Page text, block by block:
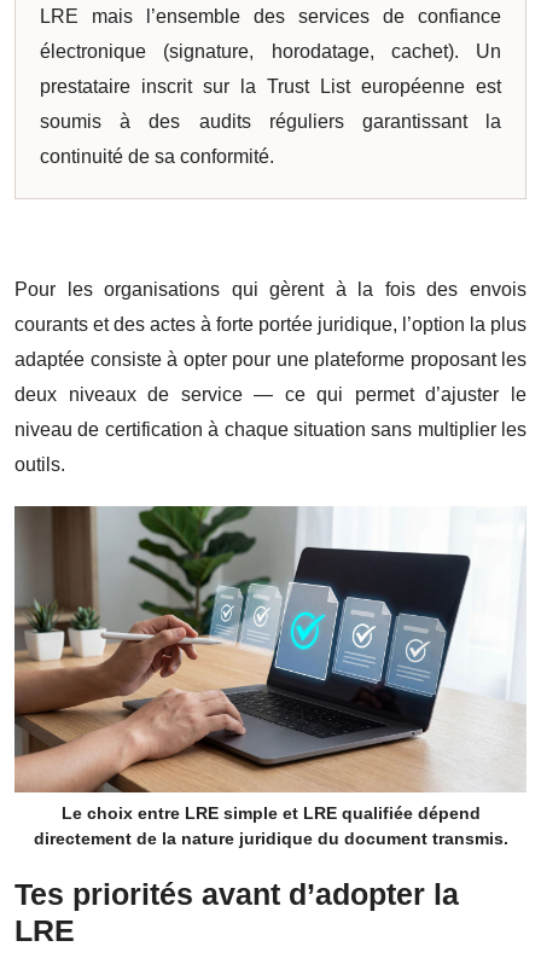
LRE mais l’ensemble des services de confiance
électronique (signature, horodatage, cachet). Un
prestataire inscrit sur la Trust List européenne est
soumis à des audits réguliers garantissant la
continuité de sa conformité.
Pour les organisations qui gèrent à la fois des envois
courants et des actes à forte portée juridique, l’option la plus
adaptée consiste à opter pour une plateforme proposant les
deux niveaux de service — ce qui permet d’ajuster le
niveau de certification à chaque situation sans multiplier les
outils.
Le choix entre LRE simple et LRE qualifiée dépend
directement de la nature juridique du document transmis.
Tes priorités avant d’adopter la
LRE